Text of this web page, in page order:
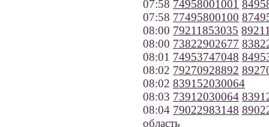
07:58 74958001001
07:58 77495800100
08:00 79211853035
08:00 73822902677
08:01 74953747048
08:02 79270928892
08:02 839152030064
08:03 73912030064
08:04 79022983148
область